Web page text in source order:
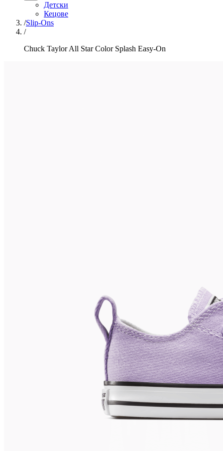
Детски
Кецове
/Slip-Ons
/
Chuck Taylor All Star Color Splash Easy-On